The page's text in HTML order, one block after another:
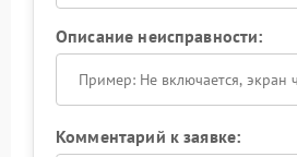
Описание неисправности:
Комментарий к заявке: